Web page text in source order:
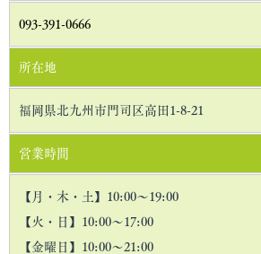
個人情報の第三者への開示・提供の禁止
当社は、お客さまよりお預かりした個人情
・お客さまの同意がある場合・お客さまが
093-391-0666
所在地
福岡県北九州市門司区高田1-8-21
営業時間
【月・木・土】10:00～19:00
【火・日】10:00～17:00
【金曜日】10:00～21:00